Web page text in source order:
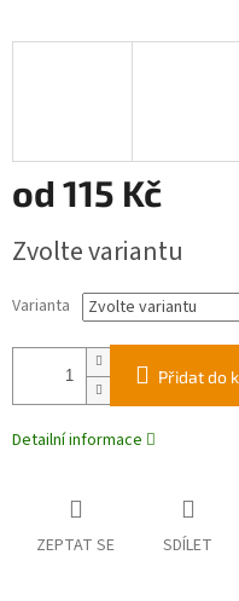
od 115 Kč
cena:
Zvolte variantu
Varianta
Přidat do
Detailní informace
ZEPTAT SE SDÍLET